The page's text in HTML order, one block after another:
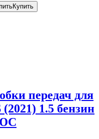
Купить
передач для
1.5 бензин